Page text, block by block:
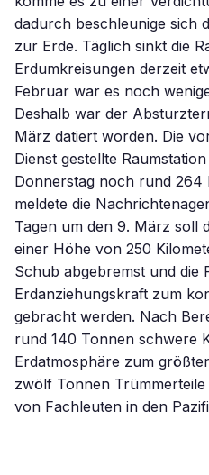
dadurch beschleunige sich
zur Erde. Täglich sinkt die
Erdumkreisungen derzeit
Februar war es noch
Deshalb war der
März datiert worden. Die
Dienst gestellte
Donnerstag noch rund 264
meldete die
Tagen um den 9. März soll
einer Höhe von 250
Schub abgebremst und die
Erdanziehungskraft zum
gebracht werden. Nach
rund 140 Tonnen schwere
Erdatmosphäre zum
zwölf Tonnen
von Fachleuten in den